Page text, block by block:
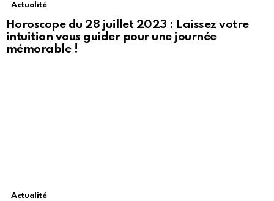
Actualité
Horoscope du 28 juillet 2023 : Laissez votre
intuition vous guider pour une journée
mémorable !
Actualité